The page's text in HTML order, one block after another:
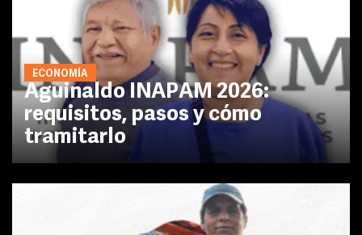
ECONOMÍA
Aguinaldo INAPAM 2026:
requisitos, pasos y cómo
tramitarlo